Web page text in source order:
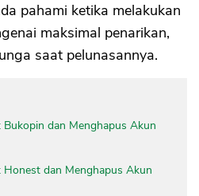
pahami ketika melakukan
maksimal penarikan,
saat pelunasannya.
dan Menghapus Akun
dan Menghapus Akun